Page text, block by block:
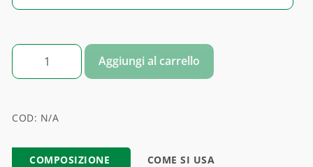
IMPATIENS quantità
Aggiungi al carrello
COD: N/A
COMPOSIZIONE COME SI USA